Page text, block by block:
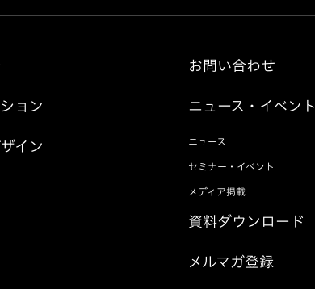
ョン
イン
お問い合わせ
ニュース・イベント
ニュース
セミナー・イベント
メディア掲載
資料ダウンロード
メルマガ登録